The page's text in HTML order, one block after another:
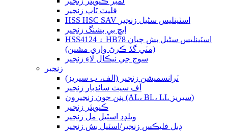
فليٽ ٽاپ زنجير
HSS HSC SAV اسٽينلیس سٹیل زنجير
ايڇ بي بشنگ زنجير
HSS4124 ۽ HB78 اسٽينلیس سٹیل بش چيان
(مٽي گڏ ڪرڻ واري مشين)
سوج جي نيڪال لاءِ زنجير
زنجير
ٽرانسميشن زنجير (الف، ب سيريز)
آف سيٽ سائڊبار زنجير
پنن جون زنجيرون (AL، BL، LL سيريز)
ڪنويئر زنجير
ويلڊڊ اسٽيل مل زنجير
ڊبل فليڪس زنجير/اسٽيل بش زنجير